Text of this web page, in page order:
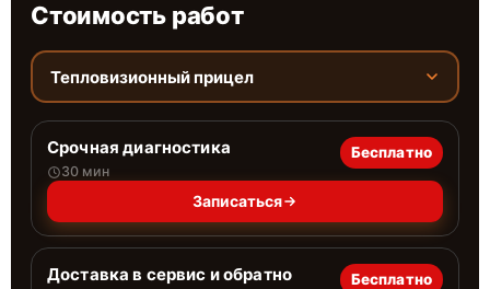
Стоимость работ
Тепловизионный прицел
Срочная диагностика
30 мин
Бесплатно
Записаться
Доставка в сервис и обратно Бесплатно